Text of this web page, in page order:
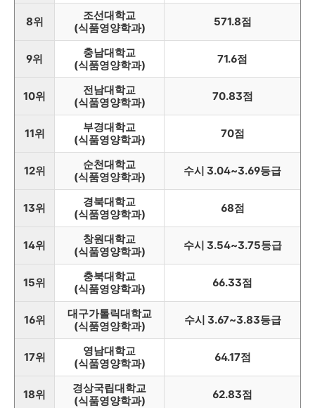
8위
조선대학교
(식품영양학과)
571.8점
9위
충남대학교
(식품영양학과)
71.6점
10위
전남대학교
(식품영양학과)
70.83점
11위
부경대학교
(식품영양학과)
70점
12위
순천대학교
(식품영양학과)
수시 3.04~3.69등급
13위
경북대학교
(식품영양학과)
68점
14위
창원대학교
(식품영양학과)
수시 3.54~3.75등급
15위
충북대학교
(식품영양학과)
66.33점
16위
대구가톨릭대학교
(식품영양학과)
수시 3.67~3.83등급
17위
영남대학교
(식품영양학과)
64.17점
18위
경상국립대학교
(식품영양학과)
62.83점